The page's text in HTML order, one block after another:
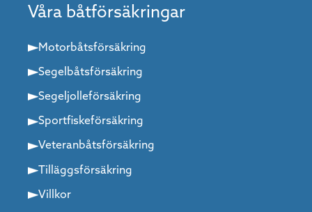
Våra båtförsäkringar
Motorbåtsförsäkring
Segelbåtsförsäkring
Segeljolleförsäkring
Sportfiskeförsäkring
Veteranbåtsförsäkring
Tilläggsförsäkring
Villkor